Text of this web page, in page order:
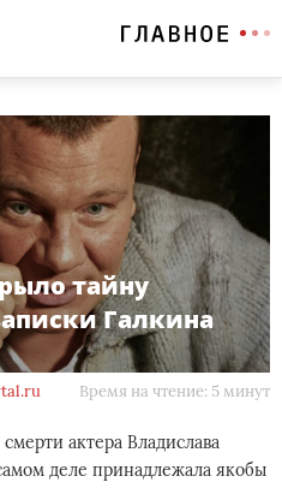
тайну
Галкина
Время на чтение: 5 минут
актера Владислава
деле принадлежала якобы